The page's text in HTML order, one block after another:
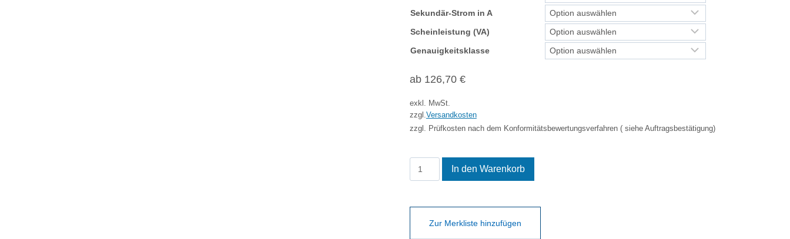
Sekundär-Strom in A
Scheinleistung (VA)
Genauigkeitsklasse
ab 126,70 €
exkl. MwSt.
zzgl.Versandkosten
zzgl. Prüfkosten nach dem Konformitätsbewertungsverfahren ( siehe Auftragsbestätigung)
In den Warenkorb
Zur Merkliste hinzufügen